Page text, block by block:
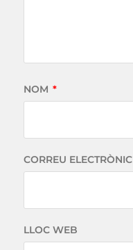
NOM *
CORREU ELECTRÒNIC
LLOC WEB